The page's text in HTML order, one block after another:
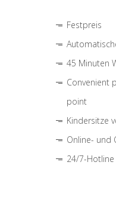
Festpreis
45 Minuten
Convenient
point
Kindersitze
Online- und
24/7-Hotline